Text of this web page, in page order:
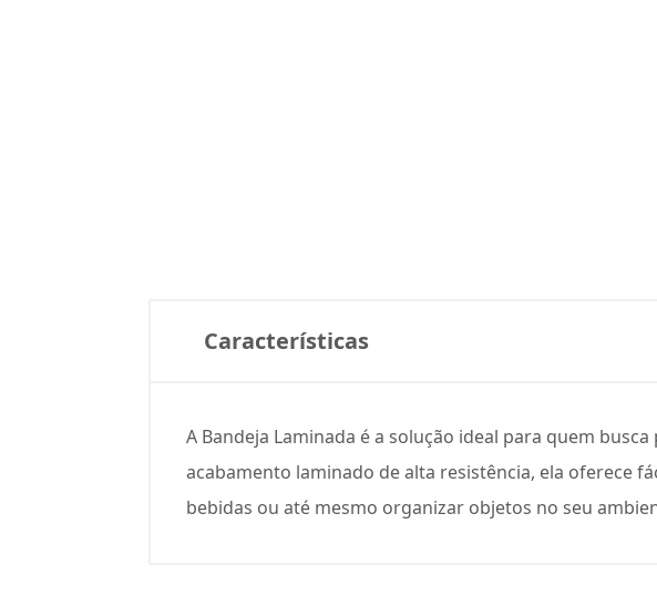
Características
A Bandeja Laminada é a solução ideal para quem
acabamento laminado de alta resistência, ela oferece
bebidas ou até mesmo organizar objetos no seu